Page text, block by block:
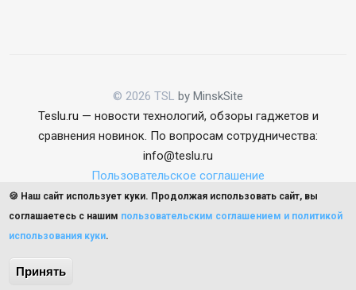
© 2026 TSL by MinskSite
Teslu.ru — новости технологий, обзоры гаджетов и
сравнения новинок. По вопросам сотрудничества:
info@teslu.ru
Пользовательское соглашение
🍪 Наш сайт использует куки. Продолжая использовать сайт, вы
соглашаетесь с нашим пользовательским соглашением и политикой
использования куки.
Принять